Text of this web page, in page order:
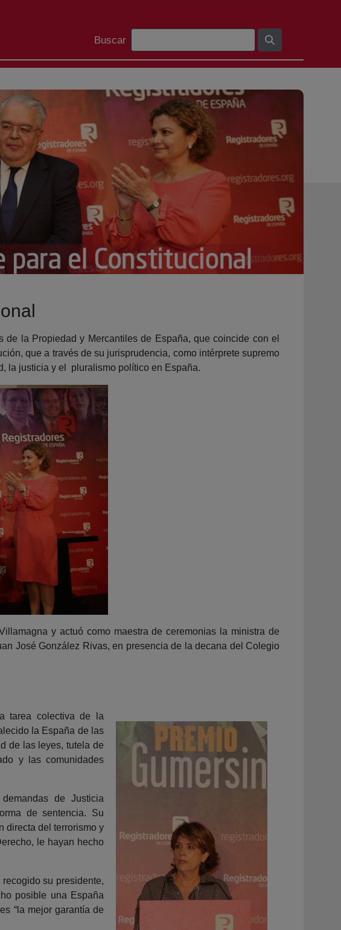
Barra de búsqueda
Buscar
la Propiedad y Mercantiles de España, que coincide con el
que a través de su jurisprudencia, como intérprete supremo
la justicia y el pluralismo político en España.
y actuó como maestra de ceremonias la ministra de
José González Rivas, en presencia de la decana del Colegio
tarea colectiva de la
la España de las
de las leyes, tutela de
y las comunidades
de Justicia
de sentencia. Su
directa del terrorismo y
le hayan hecho
su presidente,
posible una España
“la mejor garantía de